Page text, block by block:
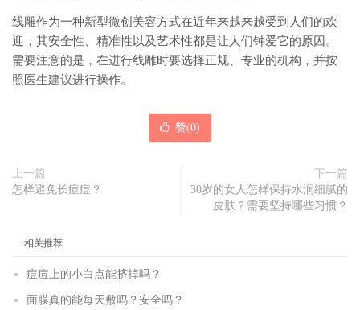
线雕作为一种新型微创美容方式在近年来越来越受到人们的欢
迎，其安全性、精准性以及艺术性都是让人们钟爱它的原因。
需要注意的是，在进行线雕时要选择正规、专业的机构，并按
照医生建议进行操作。
赞(0)
上一篇
怎样避免长痘痘？
下一篇
30岁的女人怎样保持水润细腻的
皮肤？需要坚持哪些习惯？
相关推荐
痘痘上的小白点能挤掉吗？
面膜真的能每天敷吗？安全吗？